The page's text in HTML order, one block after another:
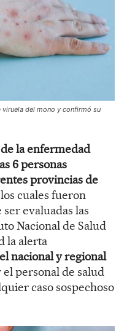
del mono y confirmó su
la enfermedad
6 personas
provincias de
cuales fueron
evaluadas las
Nacional de Salud
la alerta
nacional y regional
personal de salud
caso sospechoso